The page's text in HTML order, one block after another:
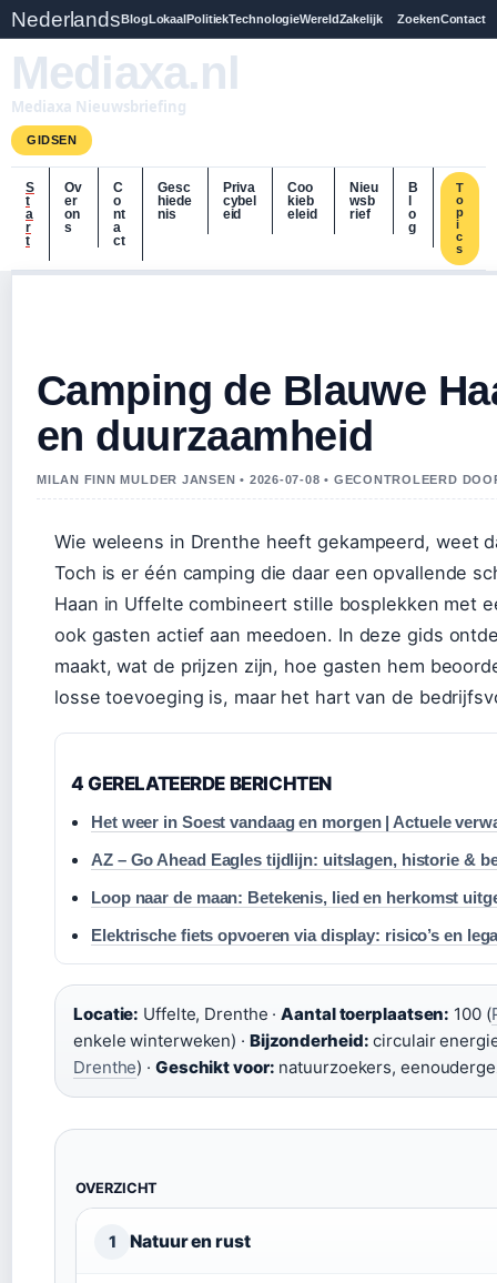
NederlandsBlogLokaalPolitiekTechnologieWereldZakelijk ZoekenContact
Mediaxa.nl
Mediaxa Nieuwsbriefing
GIDSEN
S
t
a
r
t
Ov
er
on
s
C
o
nt
a
ct
Gesc
hiede
nis
Priva
cybel
eid
Coo
kieb
eleid
Nieu
wsb
rief
B
o
g
T
o
p
i
c
s
Camping de Blauwe
en duurzaamheid
MILAN FINN MULDER JANSEN • 2026-07-08 • GECONTROLEERD
Wie weleens in Drenthe heeft gekampeerd, weet
Toch is er één camping die daar een opvallende
Haan in Uffelte combineert stille bosplekken met
ook gasten actief aan meedoen. In deze gids
maakt, wat de prijzen zijn, hoe gasten hem
losse toevoeging is, maar het hart van de
4 GERELATEERDE BERICHTEN
Het weer in Soest vandaag en morgen | Actuele
AZ – Go Ahead Eagles tijdlijn: uitslagen, historie &
Loop naar de maan: Betekenis, lied en herkomst
Elektrische fiets opvoeren via display: risico’s en
Locatie: Uffelte, Drenthe ·Aantal toerplaatsen: 100 (
enkele winterweken) · Bijzonderheid: circulair
Drenthe) · Geschikt voor: natuurzoekers,
OVERZICHT
1 Natuur en rust